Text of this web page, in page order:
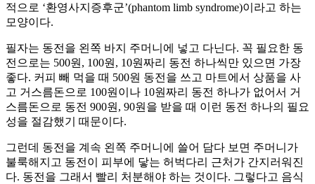
적으로 ‘환영사지증후군’(phantom limb syndrome)이라고 하는
모양이다.
필자는 동전을 왼쪽 바지 주머니에 넣고 다닌다. 꼭 필요한 동
전으로는 500원, 100원, 10원짜리 동전 하나씩만 있으면 가장
좋다. 커피 빼 먹을 때 500원 동전을 쓰고 마트에서 상품을 사
고 거스름돈으로 100원이나 10원짜리 동전 하나가 없어서 거
스름돈으로 동전 900원, 90원을 받을 때 이런 동전 하나의 필요
성을 절감했기 때문이다.
그런데 동전을 계속 왼쪽 주머니에 쓸어 담다 보면 주머니가
불룩해지고 동전이 피부에 닿는 허벅다리 근처가 간지러워진
다. 동전을 그래서 빨리 처분해야 하는 것이다. 그렇다고 음식